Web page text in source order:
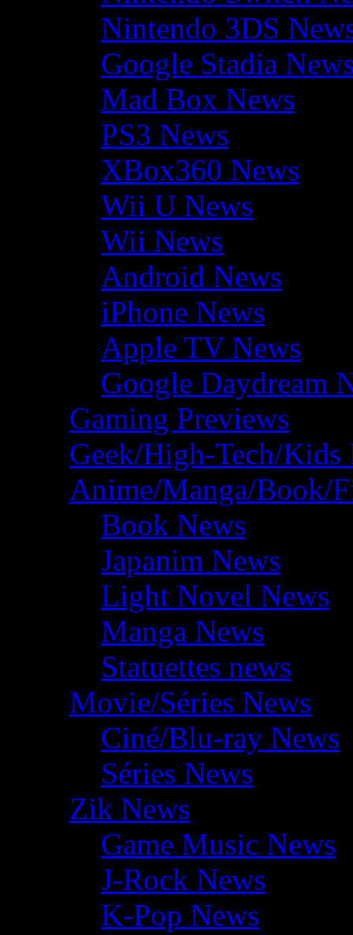
Nintendo 3DS
Google Stadia
Mad Box News
PS3 News
XBox360 News
Wii U News
Wii News
Android News
iPhone News
Apple TV News
Google Daydream
Gaming Previews
Geek/High-Tech/Kids
Anime/Manga/Book/
Book News
Japanim News
Light Novel News
Manga News
Statuettes news
Movie/Séries News
Ciné/Blu-ray News
Séries News
Zik News
Game Music News
J-Rock News
K-Pop News